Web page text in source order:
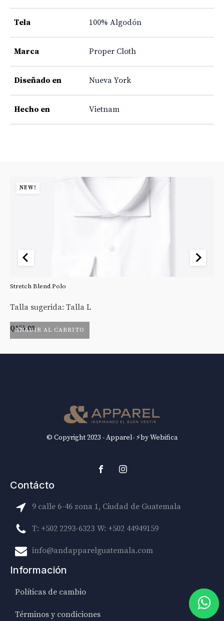
Tela 100% Algodón
Marca Proper Cloth
Diseñado en Nueva York
Hecho en Vietnam
NEW!
AÑADIR AL CARRITO
Stretch Blend Polo
Talla sugerida: Talla L
Q175.00
© Copyright 2023 - Apparel- ⚡by Webifica
Contácto
9 calle 6-46 zona 1, Ciudad de Guatemala
T: +502 2293-6323 W: +502 44949159
info@andapparelguatemala.com
Información
Políticas de cambio
Términos y condiciones